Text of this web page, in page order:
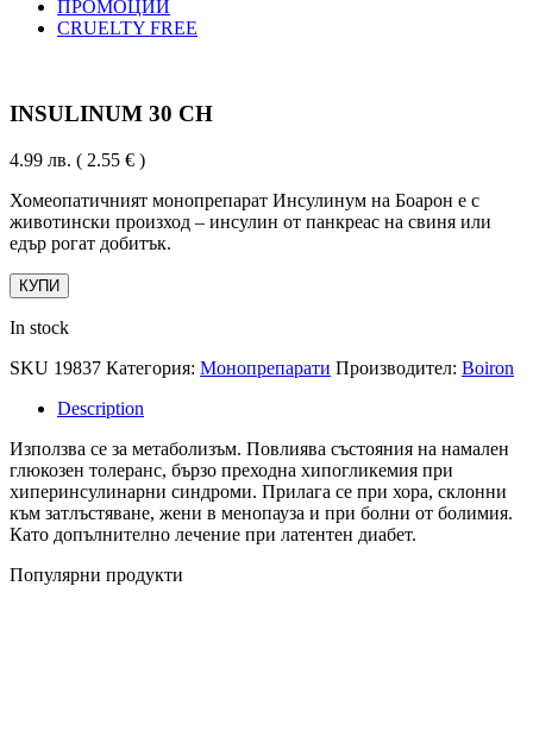
ПРОМОЦИИ
CRUELTY FREE
INSULINUM 30 CH
4.99 лв. ( 2.55 € )
Хомеопатичният монопрепарат Инсулинум на Боарон е с
животински произход – инсулин от панкреас на свиня или
едър рогат добитък.
КУПИ
In stock
SKU 19837 Категория: Монопрепарати Производител: Boiron
Description
Използва се за метаболизъм. Повлиява състояния на намален
глюкозен толеранс, бързо преходна хипогликемия при
хиперинсулинарни синдроми. Прилага се при хора, склонни
към затлъстяване, жени в менопауза и при болни от болимия.
Като допълнително лечение при латентен диабет.
Популярни продукти